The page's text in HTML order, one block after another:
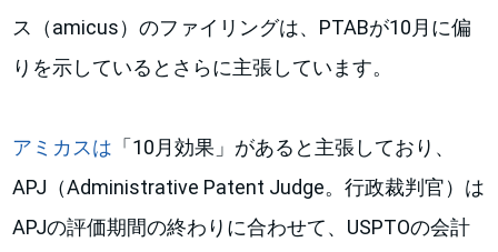
ス（amicus）のファイリングは、PTABが10月に偏
りを示しているとさらに主張しています。
アミカスは 「10月効果」があると主張しており、
APJ（Administrative Patent Judge。行政裁判官）は
APJの評価期間の終わりに合わせて、USPTOの会計